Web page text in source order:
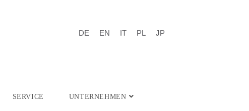
DE EN IT PL JP
SERVICE UNTERNEHMEN